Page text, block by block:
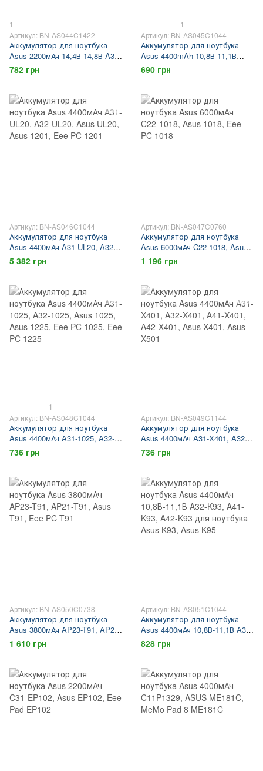
1
Артикул: BN-AS044C1422
Аккумулятор для ноутбука
Asus 2200мАч 14,4В-14,8В A31-
K53, A32-K53, A41-K53, A42-
K53, Asus K43, Asus K53
782 грн
1
Артикул: BN-AS045C1044
Аккумулятор для ноутбука
Asus 4400mAh 10,8В-11,1В
A32-K55, A33-K55, A41-K55,
Asus K45, Asus K55, Asus K75
690 грн
Артикул: BN-AS046C1044
Аккумулятор для ноутбука
Asus 4400мАч A31-UL20, A32-
UL20, Asus UL20, Asus 1201,
Eee PC 1201
5 382 грн
Артикул: BN-AS047C0760
Аккумулятор для ноутбука
Asus 6000мАч C22-1018, Asus
1018, Eee PC 1018
1 196 грн
1
Артикул: BN-AS048C1044
Аккумулятор для ноутбука
Asus 4400мАч A31-1025, A32-
1025, Asus 1025, Asus 1225,
Eee PC 1025, Eee PC 1225
736 грн
Артикул: BN-AS049C1144
Аккумулятор для ноутбука
Asus 4400мАч A31-X401, A32-
X401, A41-X401, A42-X401,
Asus X401, Asus X501
736 грн
Артикул: BN-AS050C0738
Аккумулятор для ноутбука
Asus 3800мАч AP23-T91, AP21-
T91, Asus T91, Eee PC T91
1 610 грн
Артикул: BN-AS051C1044
Аккумулятор для ноутбука
Asus 4400мАч 10,8В-11,1В A32-
K93, A41-K93, A42-K93 для
ноутбука Asus K93, Asus K95
828 грн